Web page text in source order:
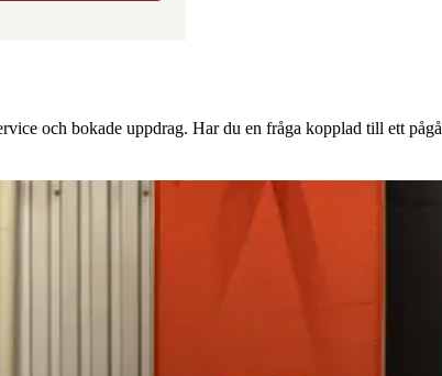
och bokade uppdrag. Har du en fråga kopplad till ett